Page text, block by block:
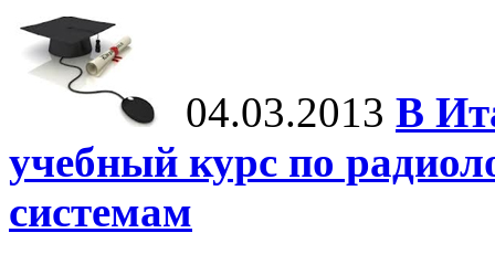
04.03.2013 В
учебный курс по
системам